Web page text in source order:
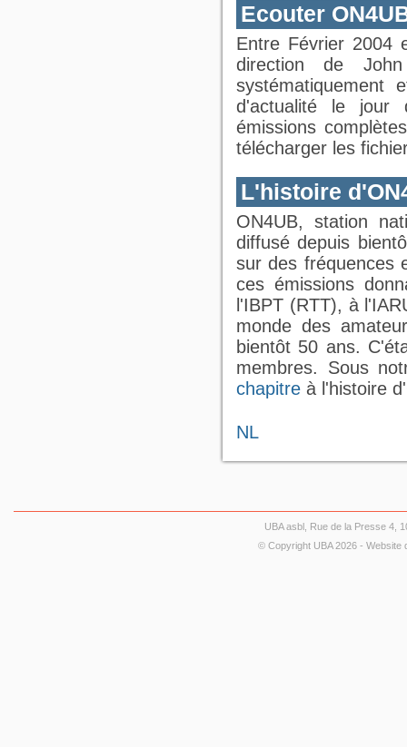
Ecouter
Entre Février 2004
direction de
systématiquement
d'actualité le jour
émissions
télécharger les
L'histoire
ON4UB, station
diffusé depuis
sur des fréquences
ces émissions
l'IBPT (RTT), à
monde des
bientôt 50 ans.
membres. Sous
chapitre à l'histoire
NL
UBA asbl, Rue de la Presse 4,
© Copyright UBA 2026 - Website